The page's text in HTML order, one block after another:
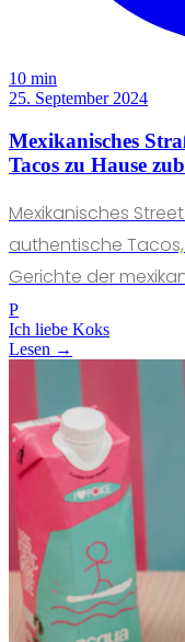
10 min
25. September 2024
Mexikanisches
Tacos zu Hause
Mexikanisches
authentische
Gerichte der
P
Ich liebe Koks
Lesen →